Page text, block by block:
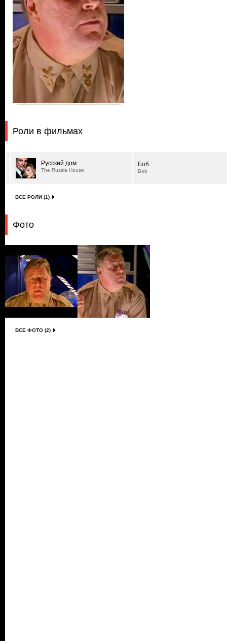
Роли в фильмах
Русский дом
The Russia House
Боб
Bob
ВСЕ РОЛИ (1)
Фото
ВСЕ ФОТО (2)